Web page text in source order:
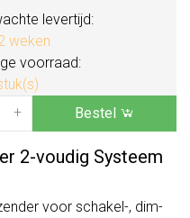
levertijd:
weken
voorraad:
+ Bestel
2-voudig Systeem
voor schakel-, dim-